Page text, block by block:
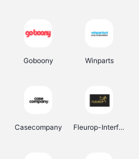
Goboony Winparts
Casecompany Fleurop-Interflora